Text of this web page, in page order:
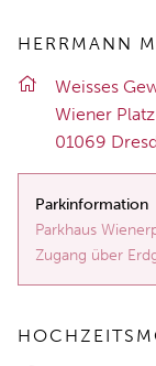
HERRMANN
Weis­ses
Wie­ner
01069
Parkinformation
Parkhaus
Zugang über